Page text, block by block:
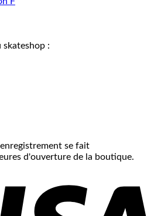
skateshop :
se fait
d'ouverture de la boutique.